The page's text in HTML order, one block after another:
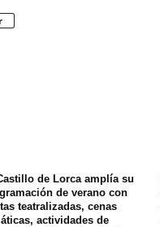
de Lorca amplía su
de verano con
teatralizadas, cenas
actividades de